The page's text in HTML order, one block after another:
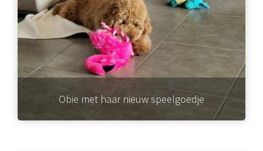
Obie met haar nieuw speelgoedje